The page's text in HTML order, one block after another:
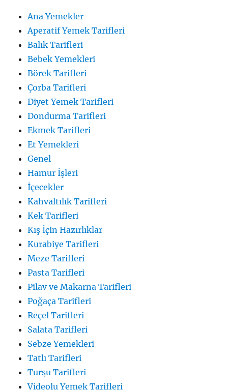
Ana Yemekler
Aperatif Yemek Tarifleri
Balık Tarifleri
Bebek Yemekleri
Börek Tarifleri
Çorba Tarifleri
Diyet Yemek Tarifleri
Dondurma Tarifleri
Ekmek Tarifleri
Et Yemekleri
Genel
Hamur İşleri
İçecekler
Kahvaltılık Tarifleri
Kek Tarifleri
Kış İçin Hazırlıklar
Kurabiye Tarifleri
Meze Tarifleri
Pasta Tarifleri
Pilav ve Makarna Tarifleri
Poğaça Tarifleri
Reçel Tarifleri
Salata Tarifleri
Sebze Yemekleri
Tatlı Tarifleri
Turşu Tarifleri
Videolu Yemek Tarifleri